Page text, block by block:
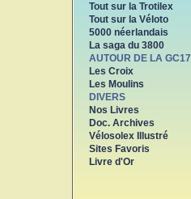
Tout sur la Trotilex
Tout sur la Véloto
5000 néerlandais
La saga du 3800
AUTOUR DE LA GC17
Les Croix
Les Moulins
DIVERS
Nos Livres
Doc. Archives
Vélosolex Illustré
Sites Favoris
Livre d'Or